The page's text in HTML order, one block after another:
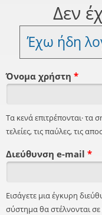
Δεν
Έχω ήδη
Όνομα χρήστη *
Τα κενά επιτρέπονται· τα
τελείες, τις παύλες, τις
Διεύθυνση e-mail *
Εισάγετε μια έγκυρη
σύστημα θα στέλνονται